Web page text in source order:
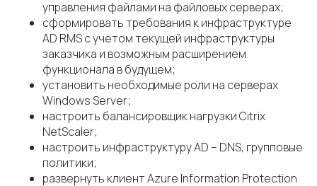
управления файлами на файловых серверах;
сформировать требования к инфраструктуре
AD RMS с учетом текущей инфраструктуры
заказчика и возможным расширением
функционала в будущем;
установить необходимые роли на серверах
Windows Server;
настроить балансировщик нагрузки Citrix
NetScaler;
настроить инфраструктуру AD – DNS, групповые
политики;
развернуть клиент Azure Information Protection